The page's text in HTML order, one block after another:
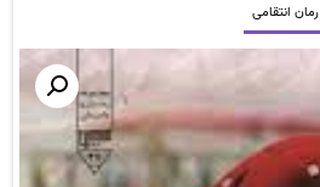
رمان انتقامی